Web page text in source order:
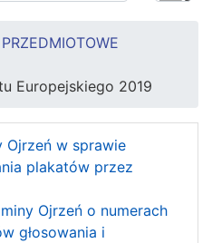
Europejskiego 2019
Ojrzeń w sprawie
plakatów przez
Ojrzeń o numerach
głosowania i